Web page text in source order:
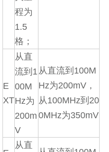
程为
1.5
格；
E
XT
从直
流到 1
00M
Hz为
200m
V
从直流到 100M
Hz为200mV ，
从100MHz到 20
0MHz为350mV
从直